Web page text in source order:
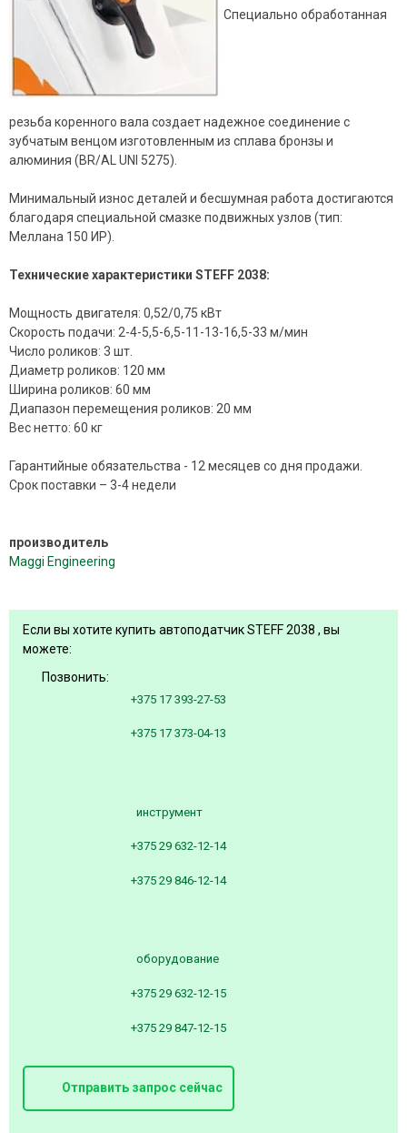
Специально обработанная
резьба коренного вала создает надежное соединение с
зубчатым венцом изготовленным из сплава бронзы и
алюминия (BR/AL UNI 5275).
Минимальный износ деталей и бесшумная работа достигаются
благодаря специальной смазке подвижных узлов (тип:
Меллана 150 ИР).
Технические характеристики STEFF 2038:
Мощность двигателя: 0,52/0,75 кВт
Скорость подачи: 2-4-5,5-6,5-11-13-16,5-33 м/мин
Число роликов: 3 шт.
Диаметр роликов: 120 мм
Ширина роликов: 60 мм
Диапазон перемещения роликов: 20 мм
Вес нетто: 60 кг
Гарантийные обязательства - 12 месяцев со дня продажи.
Срок поставки – 3-4 недели
производитель
Maggi Engineering
Если вы хотите купить автоподатчик STEFF 2038 , вы
можете:
Позвонить:
+375 17 393-27-53
+375 17 373-04-13
инструмент
+375 29 632-12-14
+375 29 846-12-14
оборудование
+375 29 632-12-15
+375 29 847-12-15
Отправить запрос сейчас